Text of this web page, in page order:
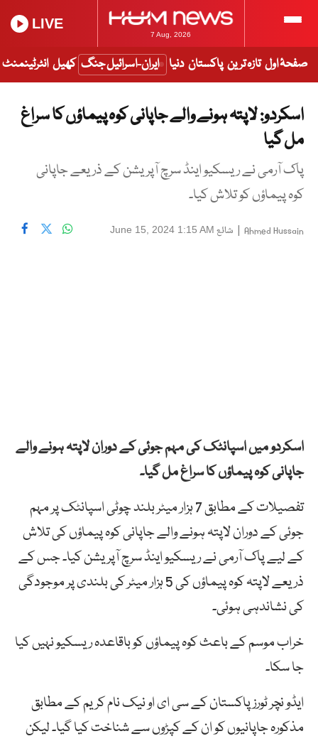
7 Aug, 2026
LIVE
صفحۂ اول تازہ ترین پاکستان دنیا ایران-اسرائیل جنگ کھیل انٹرٹینمنٹ
اسکردو: لاپتہ ہونے والے جاپانی کوہ پیماؤں کا سراغ
مل گیا
پاک آرمی نے ریسکیو اینڈ سرچ آپریشن کے ذریعے جاپانی
کوہ پیماؤں کو تلاش کیا۔
Ahmed Hussain
| شائع June 15, 2024 1:15 AM
اسکردو میں اسپانٹک کی مہم جوئی کے دوران لاپتہ ہونے والے
جاپانی کوہ پیماؤں کا سراغ مل گیا۔
تفصیلات کے مطابق 7 ہزار میٹر بلند چوٹی اسپانٹک پر مہم
جوئی کے دوران لاپتہ ہونے والے جاپانی کوہ پیماؤں کی تلاش
کے لیے پاک آرمی نے ریسکیو اینڈ سرچ آپریشن کیا۔ جس کے
ذریعے لاپتہ کوہ پیماؤں کی 5 ہزار میٹر کی بلندی پر موجودگی
کی نشاندہی ہوئی۔
خراب موسم کے باعث کوہ پیماؤں کو باقاعدہ ریسکیو نہیں کیا
جا سکا۔
ایڈو نچر ٹورز پاکستان کے سی ای او نیک نام کریم کے مطابق
مذکورہ جاپانیوں کو ان کے کپڑوں سے شناخت کیا گیا۔ لیکن